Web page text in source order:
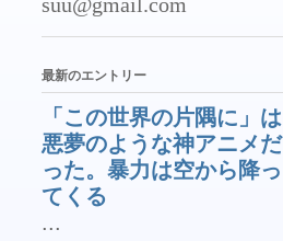
最新のエントリー
「この世界の片隅に」は
悪夢のような神アニメだ
った。暴力は空から降っ
てくる
...